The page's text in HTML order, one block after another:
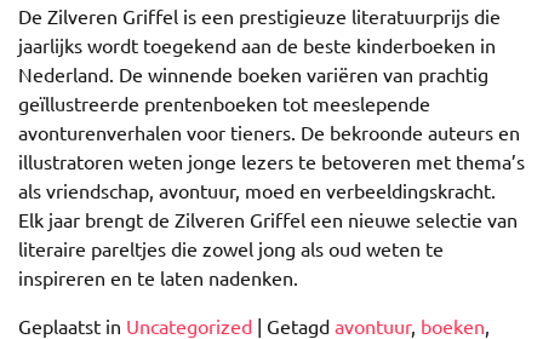
De Zilveren Griffel is een prestigieuze literatuurprijs die
jaarlijks wordt toegekend aan de beste kinderboeken in
Nederland. De winnende boeken variëren van prachtig
geïllustreerde prentenboeken tot meeslepende
avonturenverhalen voor tieners. De bekroonde auteurs en
illustratoren weten jonge lezers te betoveren met thema’s
als vriendschap, avontuur, moed en verbeeldingskracht.
Elk jaar brengt de Zilveren Griffel een nieuwe selectie van
literaire pareltjes die zowel jong als oud weten te
inspireren en te laten nadenken.
Geplaatst in Uncategorized | Getagd avontuur, boeken,